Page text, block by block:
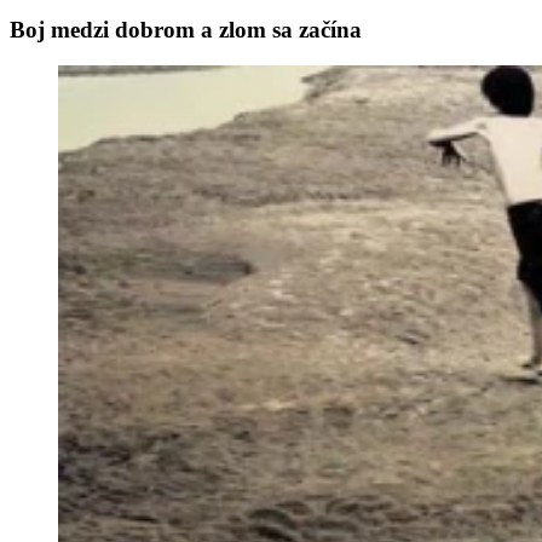
Boj medzi dobrom a zlom sa začína